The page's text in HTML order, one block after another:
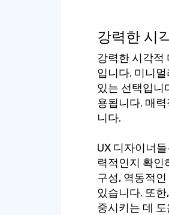
강력한 시
강력한 시각적
입니다. 미니
있는 선택입니
용됩니다. 매
니다.
UX 디자이너
력적인지 확인
구성, 역동적
있습니다. 또
중시키는 데